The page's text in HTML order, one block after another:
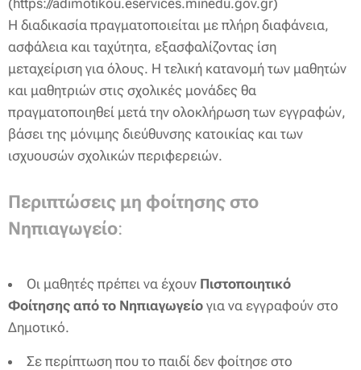
(https://adimotikou.eservices.minedu.gov.gr)
Η διαδικασία πραγματοποιείται με πλήρη διαφάνεια,
ασφάλεια και ταχύτητα, εξασφαλίζοντας ίση
μεταχείριση για όλους. Η τελική κατανομή των μαθητών
και μαθητριών στις σχολικές μονάδες θα
πραγματοποιηθεί μετά την ολοκλήρωση των εγγραφών,
βάσει της μόνιμης διεύθυνσης κατοικίας και των
ισχυουσών σχολικών περιφερειών.
Περιπτώσεις μη φοίτησης στο
Νηπιαγωγείο:
Οι μαθητές πρέπει να έχουν Πιστοποιητικό
Φοίτησης από το Νηπιαγωγείο για να εγγραφούν στο
Δημοτικό.
Σε περίπτωση που το παιδί δεν φοίτησε στο